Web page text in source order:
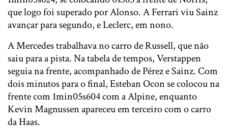
que logo foi superado por Alonso. A Ferrari viu Sainz
avançar para segundo, e Leclerc, em nono.
A Mercedes trabalhava no carro de Russell, que não
saiu para a pista. Na tabela de tempos, Verstappen
seguia na frente, acompanhado de Pérez e Sainz. Com
dois minutos para o final, Esteban Ocon se colocou na
frente com 1min05s604 com a Alpine, enquanto
Kevin Magnussen apareceu em terceiro com o carro
da Haas.